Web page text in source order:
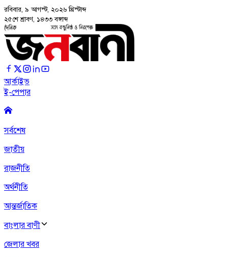
রবিবার, ৯ আগস্ট, ২০২৬ খ্রিস্টাব্দ
২৫শে শ্রাবণ, ১৪৩৩ বঙ্গাব্দ
আর্কাইভ
ই-পেপার
সর্বশেষ
জাতীয়
রাজনীতি
অর্থনীতি
আন্তর্জাতিক
বাংলার বাণী
জেলার খবর